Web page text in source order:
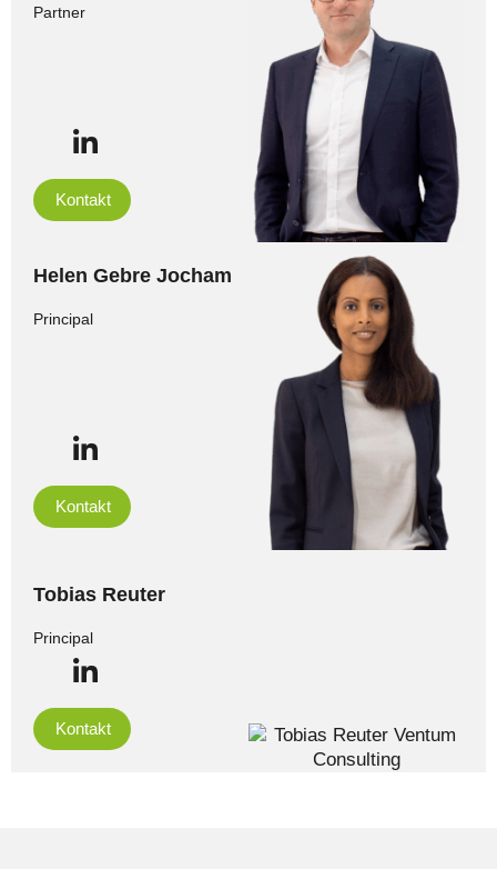
Partner
Kontakt
Helen Gebre Jocham
Principal
Kontakt
Tobias Reuter
Principal
Kontakt